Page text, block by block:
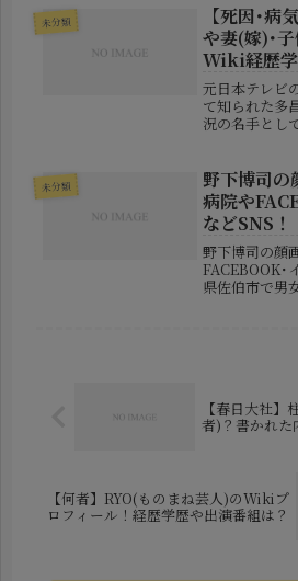
感を高めて
生を陰で支え
未分類
【死因･病
や妻(嫁)･子
Wiki経歴学
元日本テレビ
て知られた多
況の名手とし
ました。しか
て、家族につ
ら...
未分類
野下博司の
病院や
などSNS！
野下博司の顔
FACEBOOK･
県佐伯市で男
【春日大社】
者)？書かれた
【何者】RYO(ものまね芸人)のWikiプ
ロフィール！経歴学歴や出演番組は？